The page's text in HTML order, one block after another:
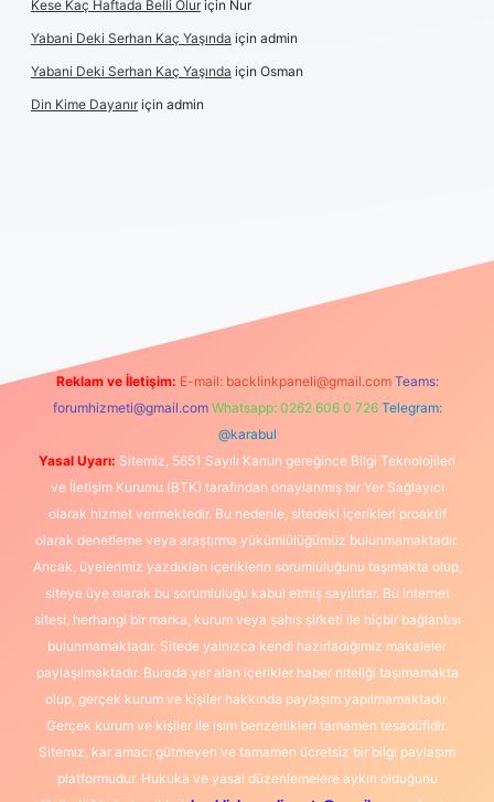
Kese Kaç Haftada Belli Oluriçin Nur
Yabani Deki Serhan Kaç Yaşında için admin
Yabani Deki Serhan Kaç Yaşında için Osman
Din Kime Dayanıriçin admin
Reklam ve İletişim: E-mail: backlinkpaneli@gmail.com Teams:
forumhizmeti@gmail.com Whatsapp: 0262 606 0 726 Telegram:
@karabul
Yasal Uyarı: Sitemiz, 5651 Sayılı Kanun gereğince Bilgi Teknolojileri
ve İletişim Kurumu (BTK) tarafından onaylanmış bir Yer Sağlayıcı
olarak hizmet vermektedir. Bu nedenle, sitedeki içerikleri proaktif
olarak denetleme veya araştırma yükümlülüğümüz bulunmamaktadır.
Ancak, üyelerimiz yazdıkları içeriklerin sorumluluğunu taşımakta olup,
siteye üye olarak bu sorumluluğu kabul etmiş sayılırlar. Bu internet
sitesi, herhangi bir marka, kurum veya şahıs şirketi ile hiçbir bağlantısı
bulunmamaktadır. Sitede yalnızca kendi hazırladığımız makaleler
paylaşılmaktadır. Burada yer alan içerikler haber niteliği taşımamakta
olup, gerçek kurum ve kişiler hakkında paylaşım yapılmamaktadır.
Gerçek kurum ve kişiler ile isim benzerlikleri tamamen tesadüfidir.
Sitemiz, kar amacı gütmeyen ve tamamen ücretsiz bir bilgi paylaşım
platformudur. Hukuka ve yasal düzenlemelere aykırı olduğunu